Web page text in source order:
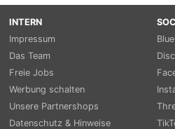
INTERN
Impressum
Das Team
Freie Jobs
Werbung schalten
Unsere Partnershops
Datenschutz & Hinweise